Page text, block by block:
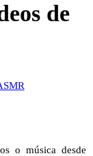
de
o música desde